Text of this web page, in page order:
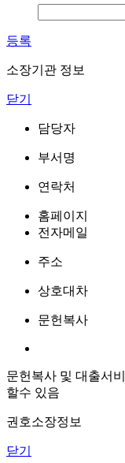
등록
소장기관 정보
닫기
담당자
부서명
연락처
홈페이지
전자메일
주소
상호대차
문헌복사
문헌복사 및 대출서
할수 있음
권호소장정보
닫기